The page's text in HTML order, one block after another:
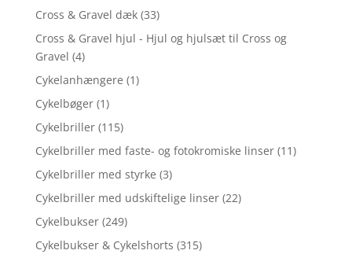
Cross & Gravel dæk (33)
Cross & Gravel hjul - Hjul og hjulsæt til Cross og
Gravel (4)
Cykelanhængere (1)
Cykelbøger (1)
Cykelbriller (115)
Cykelbriller med faste- og fotokromiske linser (11)
Cykelbriller med styrke (3)
Cykelbriller med udskiftelige linser (22)
Cykelbukser (249)
Cykelbukser & Cykelshorts (315)